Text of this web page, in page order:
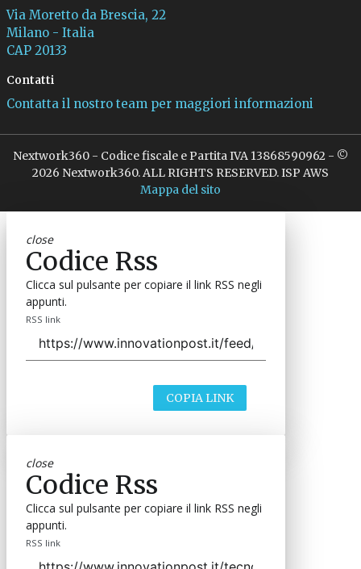
Via Moretto da Brescia, 22
Milano - Italia
CAP 20133
Contatti
Contatta il nostro team per maggiori informazioni
Nextwork360 - Codice fiscale e Partita IVA 13868590962 - ©
2026 Nextwork360. ALL RIGHTS RESERVED. ISP AWS
Mappa del sito
close
Codice Rss
Clicca sul pulsante per copiare il link RSS negli
appunti.
RSS link
COPIA LINK
close
Codice Rss
Clicca sul pulsante per copiare il link RSS negli
appunti.
RSS link